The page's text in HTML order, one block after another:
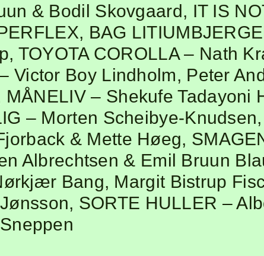
Forside
& Bodil Skovgaard, IT IS
, BAG
, TOYOTA COROLLA– Nath
Victor Boy Lindholm, Peter
MÅNELIV – Shekufe Tadayoni
– Morten Scheibye-Knudsen,
& Mette Høeg,
Albrechtsen & Emil Bruun
Bang, Margit Bistrup
, SORTE HULLER –
Sneppen